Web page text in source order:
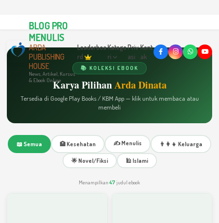
BLOG PRO
MENULIS
ARDA
PUBLISHING
HOUSE
News, Artikel, Kursus
& Ebook Online
Leaderboa
rd
Katego
ri
Priv
asi
Kont
ak
📚 KOLEKSI EBOOK
Karya PilihanArda Dinata
Tersedia di Google Play Books / KBM App — klik untuk membaca atau
membeli
📖 Semua 🏥 Kesehatan ✍️ Menulis 👨‍👩‍👧 Keluarga
🌟 Novel/Fiksi 🕌 Islami
Menampilkan47 judul ebook